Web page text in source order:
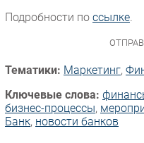
Новости
Мероприятия
Проекты
IT класс
Подробности по ссылке.
Тематики: Маркетинг,
Ключевые слова:
бизнес-процессы,
Банк, новости банков